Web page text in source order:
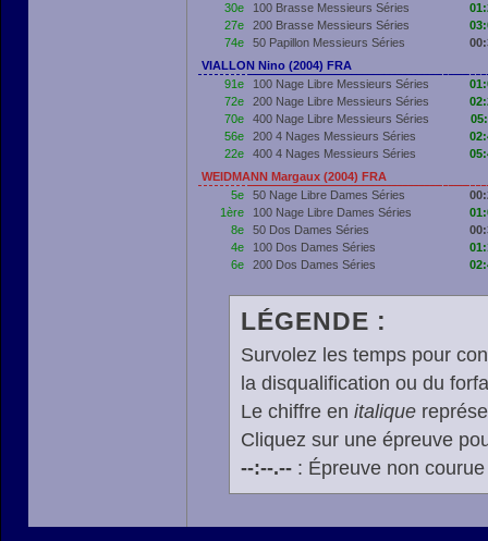
30e
100 Brasse Messieurs Séries
27e
200 Brasse Messieurs Séries
74e
50 Papillon Messieurs Séries
VIALLON Nino (2004) FRA
91e
100 Nage Libre Messieurs Séries
72e
200 Nage Libre Messieurs Séries
70e
400 Nage Libre Messieurs Séries
56e
200 4 Nages Messieurs Séries
22e
400 4 Nages Messieurs Séries
WEIDMANN Margaux (2004) FRA
5e
50 Nage Libre Dames Séries
1ère
100 Nage Libre Dames Séries
8e
50 Dos Dames Séries
4e
100 Dos Dames Séries
6e
200 Dos Dames Séries
LÉGENDE :
Survolez les temps pour
la disqualification ou du
Le chiffre en italique
Cliquez sur une épreuve
--:--.--: Épreuve non